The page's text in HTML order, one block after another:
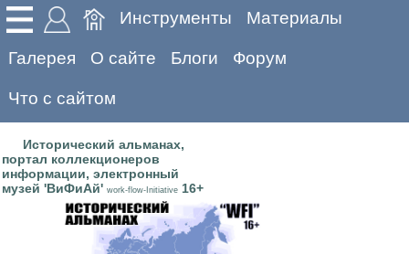
Инструменты Материалы
Галерея О сайте Блоги Форум
Что с сайтом
Исторический альманах,
портал коллекционеров
информации, электронный
музей 'ВиФиАй' work-flow-Initiative 16+